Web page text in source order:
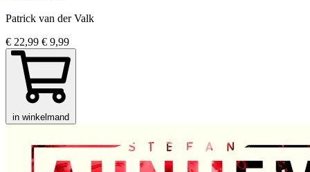
Patrick van der Valk
€ 22,99 € 9,99
in winkelmand